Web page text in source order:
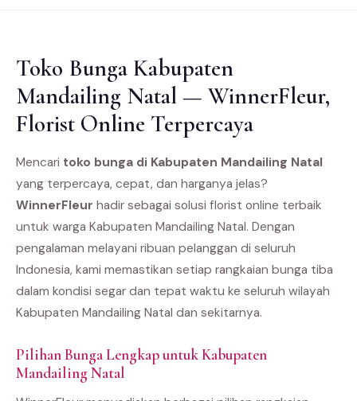
Toko Bunga Kabupaten
Mandailing Natal — WinnerFleur,
Florist Online Terpercaya
Mencari toko bunga di Kabupaten Mandailing Natal
yang terpercaya, cepat, dan harganya jelas?
WinnerFleur hadir sebagai solusi florist online terbaik
untuk warga Kabupaten Mandailing Natal. Dengan
pengalaman melayani ribuan pelanggan di seluruh
Indonesia, kami memastikan setiap rangkaian bunga tiba
dalam kondisi segar dan tepat waktu ke seluruh wilayah
Kabupaten Mandailing Natal dan sekitarnya.
Pilihan Bunga Lengkap untuk Kabupaten
Mandailing Natal